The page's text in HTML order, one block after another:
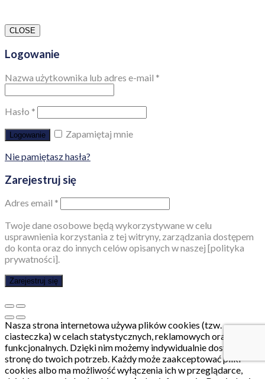
CLOSE
Logowanie
Nazwa użytkownika lub adres e-mail *
Hasło *
Logowanie
Zapamiętaj mnie
Nie pamiętasz hasła?
Zarejestruj się
Adres email *
Twoje dane osobowe będą wykorzystywane w celu
usprawnienia korzystania z tej witryny, zarządzania dostępem
do konta oraz do innych celów opisanych w naszej [polityka
prywatności].
Zarejestruj się
Nasza strona internetowa używa plików cookies (tzw.
ciasteczka) w celach statystycznych, reklamowych oraz
funkcjonalnych. Dzięki nim możemy indywidualnie dostosować
stronę do twoich potrzeb. Każdy może zaakceptować pliki
cookies albo ma możliwość wyłączenia ich w przeglądarce,